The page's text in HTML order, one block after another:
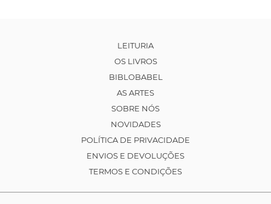
LEITURIA
OS LIVROS
BIBLOBABEL
AS ARTES
SOBRE NÓS
NOVIDADES
POLÍTICA DE PRIVACIDADE
ENVIOS E DEVOLUÇÕES
TERMOS E CONDIÇÕES